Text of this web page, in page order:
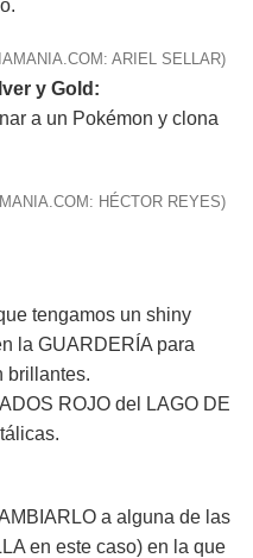
ARIEL SELLAR)
y Gold:
a un Pokémon y clona
HÉCTOR REYES)
tengamos un shiny
la GUARDERÍA para
brillantes.
ROJO del LAGO DE
a alguna de las
en este caso) en la que